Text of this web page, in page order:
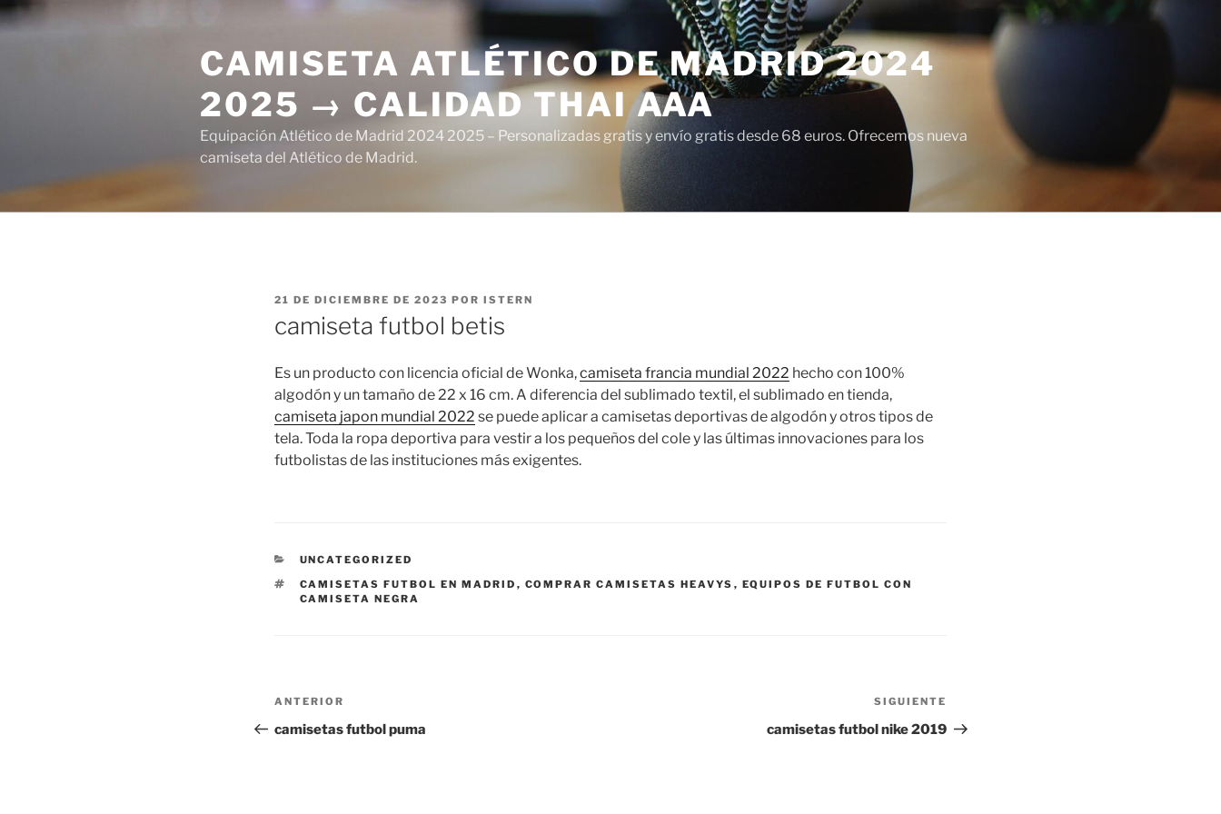
Saltar
al
CAMISETA ATLÉTICO DE MADRID 2024
2025 → CALIDAD THAI AAA
Equipación Atlético de Madrid 2024 2025 – Personalizadas gratis y envío gratis desde 68 euros. Ofrecemos nueva
camiseta del Atlético de Madrid.
PUBLICADO
21 DE DICIEMBRE DE 2023 POR ISTERN
camiseta futbol betis
Es un producto con licencia oficial de Wonka,camiseta francia mundial 2022 hecho con 100%
algodón y un tamaño de 22 x 16 cm. A diferencia del sublimado textil, el sublimado en tienda,
camiseta japon mundial 2022 se puede aplicar a camisetas deportivas de algodón y otros tipos de
tela. Toda la ropa deportiva para vestir a los pequeños del cole y las últimas innovaciones para los
futbolistas de las instituciones más exigentes.
CATEGORÍAS
UNCATEGORIZED
ETIQUETAS
CAMISETAS FUTBOL EN MADRID , COMPRAR CAMISETAS HEAVYS , EQUIPOS DE FUTBOL CON
CAMISETA NEGRA
Navegación
de
Entrada
anterior:
ANTERIOR
camisetas futbol puma
entrada
SIGUIENTE
camisetas futbol nike 2019